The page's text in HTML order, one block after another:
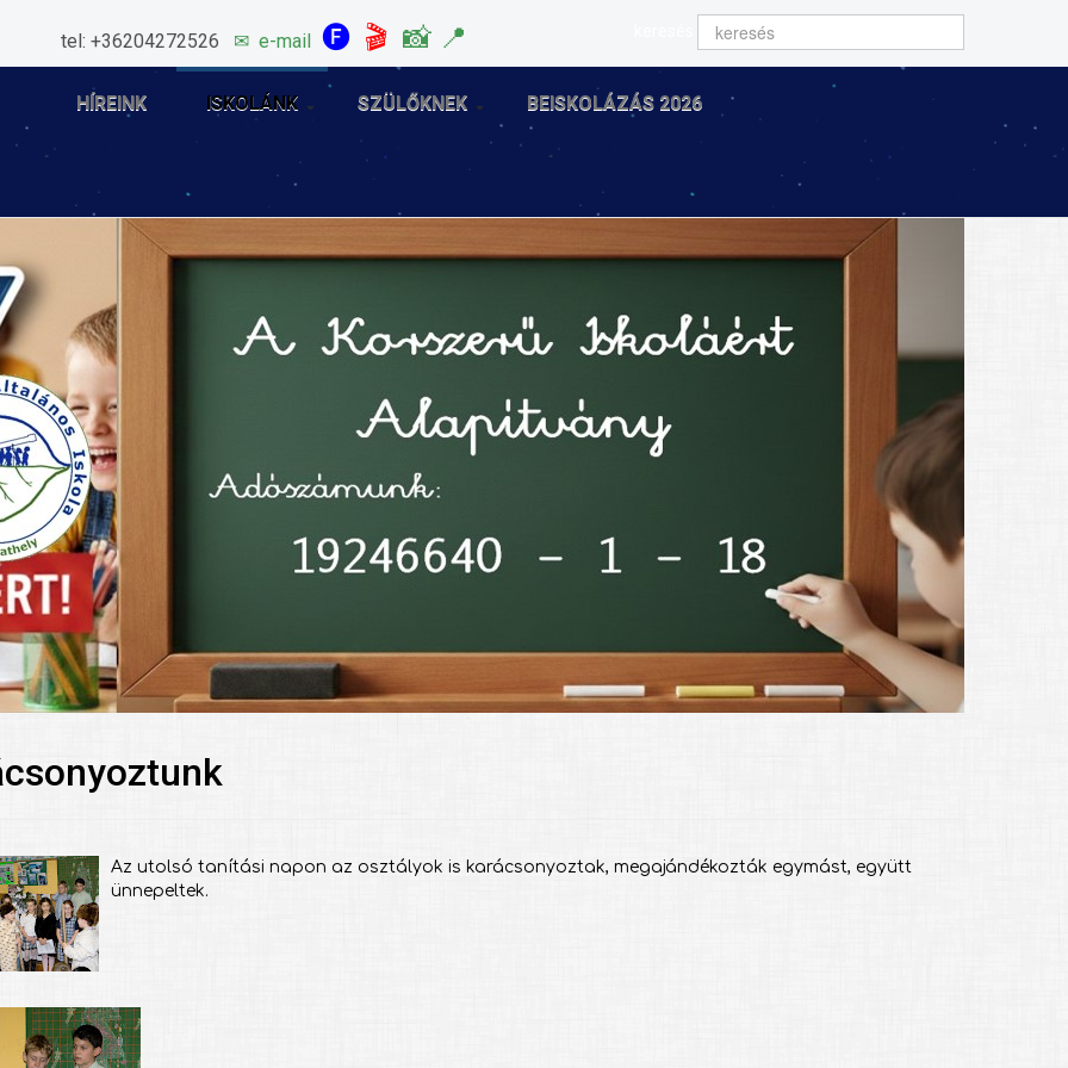
tel: +36204272526 ✉ e-mail 🅕 🎬 📸 📍
HÍREINK ISKOLÁNK SZÜLŐKNEK BEISKOLÁZÁS 2026
Az utolsó tanítási napon az osztályok is karácsonyoztak, megajándékozták egymást, együtt
ünnepeltek.